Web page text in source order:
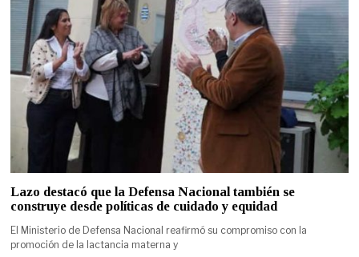
Lazo destacó que la Defensa Nacional también se
construye desde políticas de cuidado y equidad
El Ministerio de Defensa Nacional reafirmó su compromiso con la
promoción de la lactancia materna y